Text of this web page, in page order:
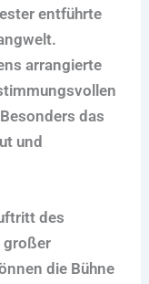
entführte
arrangierte
das
und
des
großer
die Bühne